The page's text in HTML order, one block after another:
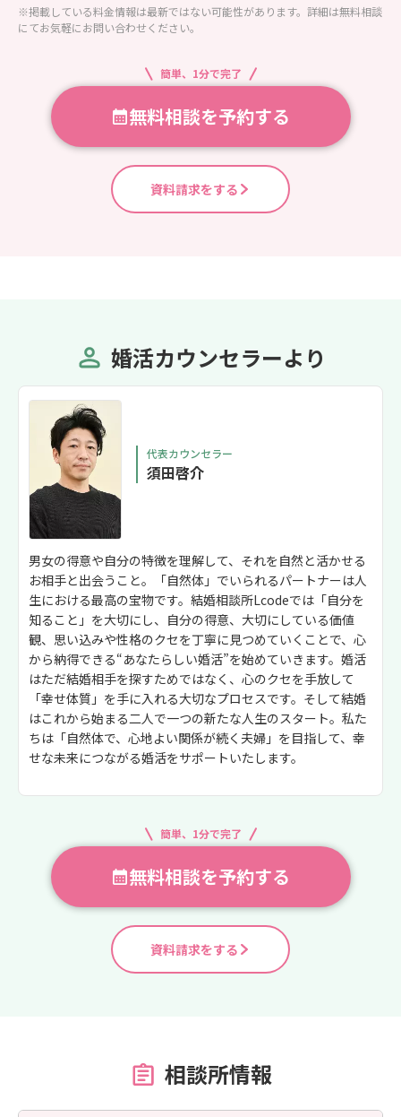
※掲載している料金情報は最新ではない可能性があります。詳細は無料相談
にてお気軽にお問い合わせください。
簡単、1分で完了
無料相談を予約する
資料請求をする
婚活カウンセラーより
代表カウンセラー
須田啓介
男女の得意や自分の特徴を理解して、それを自然と活かせる
お相手と出会うこと。「自然体」でいられるパートナーは人
生における最高の宝物です。結婚相談所Lcodeでは「自分を
知ること」を大切にし、自分の得意、大切にしている価値
観、思い込みや性格のクセを丁寧に見つめていくことで、心
から納得できる“あなたらしい婚活”を始めていきます。婚活
はただ結婚相手を探すためではなく、心のクセを手放して
「幸せ体質」を手に入れる大切なプロセスです。そして結婚
はこれから始まる二人で一つの新たな人生のスタート。私た
ちは「自然体で、心地よい関係が続く夫婦」を目指して、幸
せな未来につながる婚活をサポートいたします。
簡単、1分で完了
無料相談を予約する
資料請求をする
相談所情報